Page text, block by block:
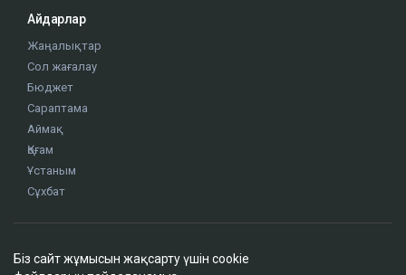
Айдарлар
Жаңалықтар
Сол жағалау
Бюджет
Сараптама
Аймақ
Қоғам
Ұстаным
Сұхбат
Жоба туралы
Біз сайт жұмысын жақсарту үшін cookie